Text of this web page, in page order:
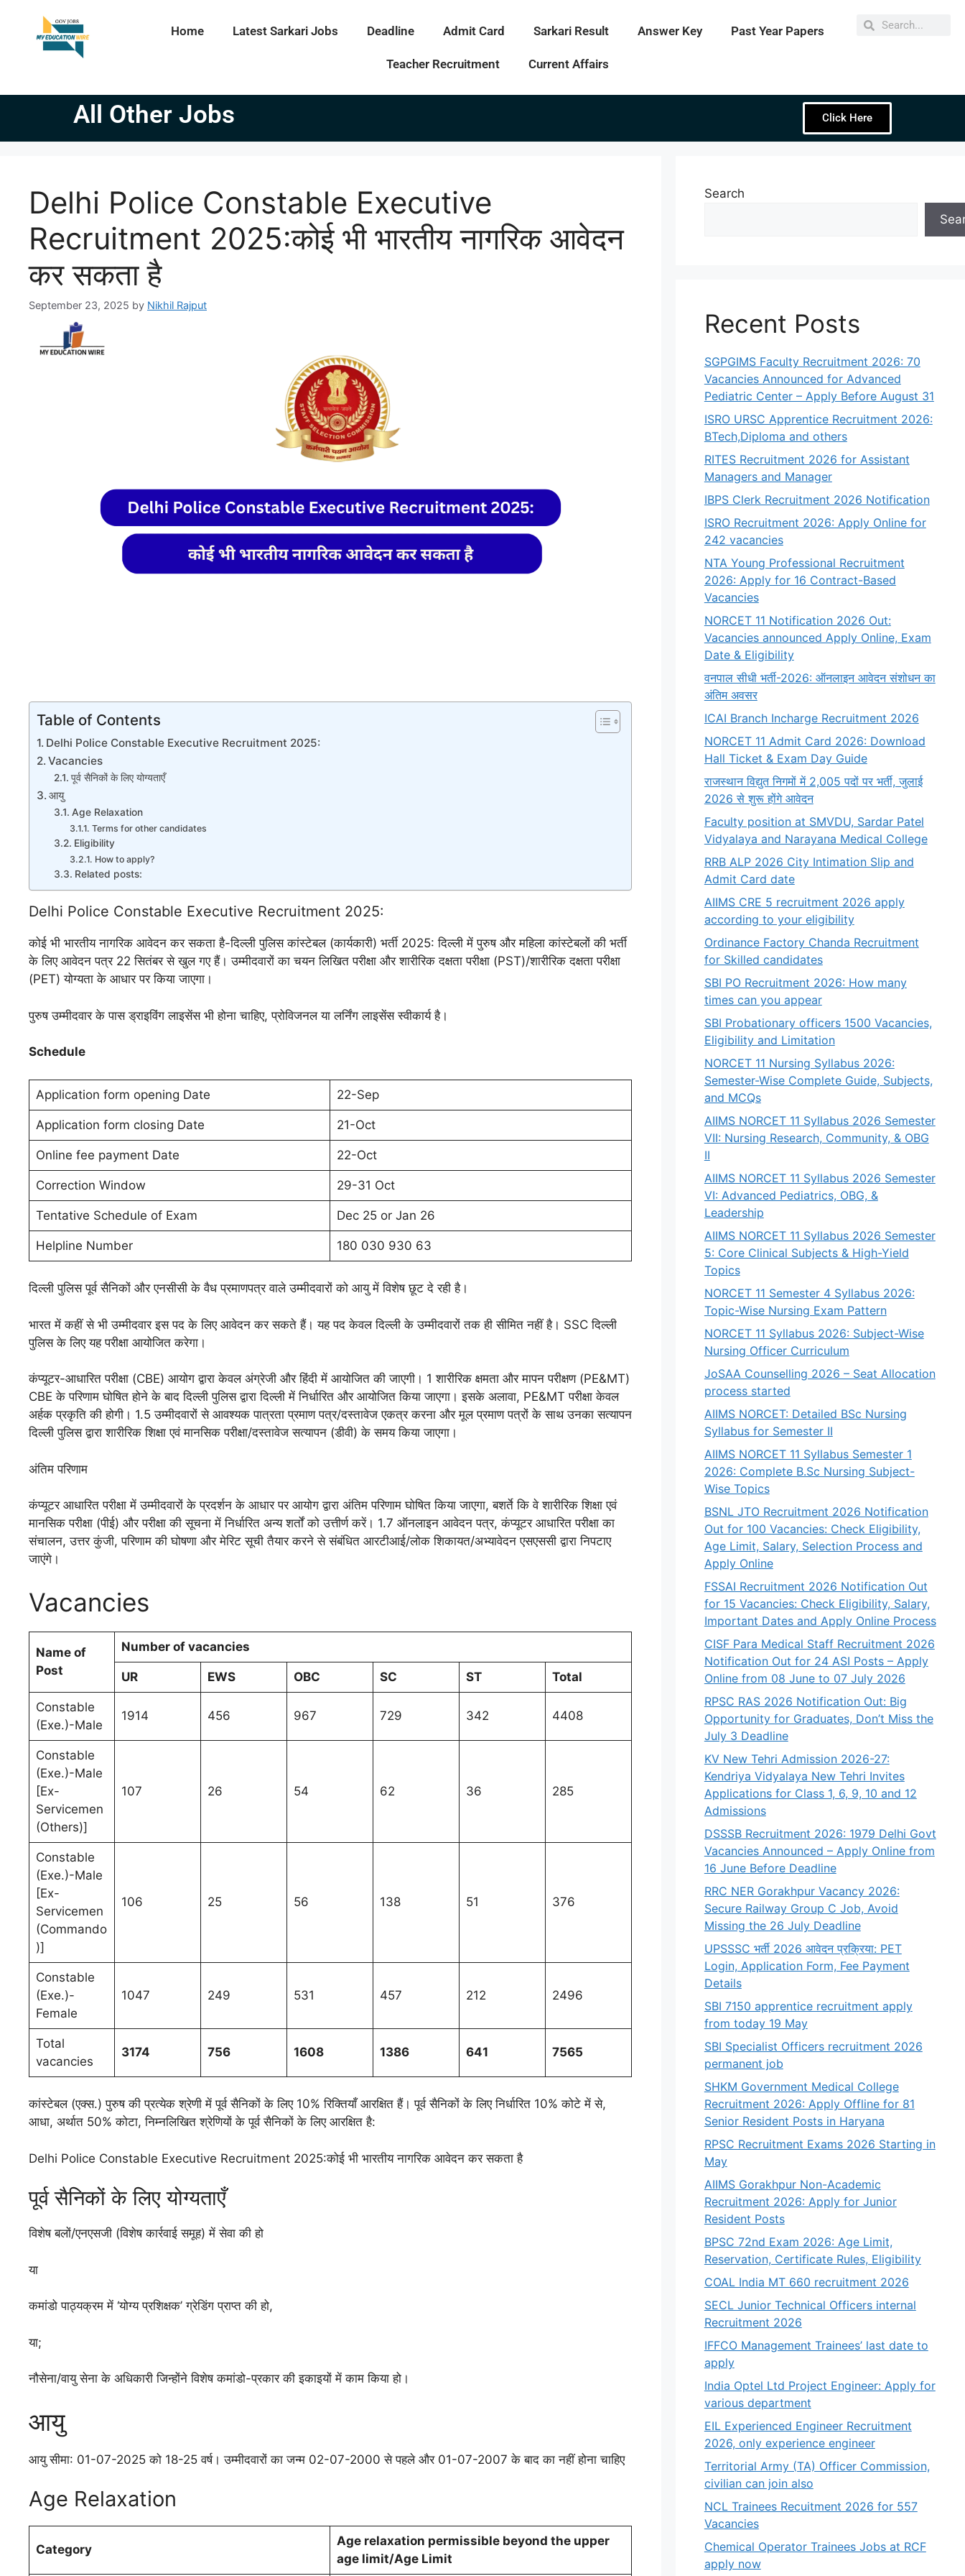
Home Latest Sarkari Jobs Deadline Admit Card Sarkari Result Answer Key Past Year Papers
Teacher Recruitment Current Affairs
All Other Jobs Click Here
Delhi Police Constable Executive
Recruitment 2025:कोई भी भारतीय नागरिक आवेदन
कर सकता है
September 23, 2025 by Nikhil Rajput
Table of Contents
Delhi Police Constable Executive Recruitment 2025:
Vacancies
पूर्व सैनिकों के लिए योग्यताएँ
आयु
Age Relaxation
Terms for other candidates
Eligibility
How to apply?
Related posts:
Delhi Police Constable Executive Recruitment 2025:
कोई भी भारतीय नागरिक आवेदन कर सकता है-दिल्ली पुलिस कांस्टेबल (कार्यकारी) भर्ती 2025: दिल्ली में पुरुष और महिला कांस्टेबलों की भर्ती
के लिए आवेदन पत्र 22 सितंबर से खुल गए हैं। उम्मीदवारों का चयन लिखित परीक्षा और शारीरिक दक्षता परीक्षा (PST)/शारीरिक दक्षता परीक्षा
(PET) योग्यता के आधार पर किया जाएगा।
पुरुष उम्मीदवार के पास ड्राइविंग लाइसेंस भी होना चाहिए, प्रोविजनल या लर्निंग लाइसेंस स्वीकार्य है।
Schedule
Application form opening Date 22-Sep
Application form closing Date 21-Oct
Online fee payment Date 22-Oct
Correction Window 29-31 Oct
Tentative Schedule of Exam Dec 25 or Jan 26
Helpline Number 180 030 930 63
दिल्ली पुलिस पूर्व सैनिकों और एनसीसी के वैध प्रमाणपत्र वाले उम्मीदवारों को आयु में विशेष छूट दे रही है।
भारत में कहीं से भी उम्मीदवार इस पद के लिए आवेदन कर सकते हैं। यह पद केवल दिल्ली के उम्मीदवारों तक ही सीमित नहीं है। SSC दिल्ली
पुलिस के लिए यह परीक्षा आयोजित करेगा।
कंप्यूटर-आधारित परीक्षा (CBE) आयोग द्वारा केवल अंग्रेजी और हिंदी में आयोजित की जाएगी। 1 शारीरिक क्षमता और मापन परीक्षण (PE&MT)
CBE के परिणाम घोषित होने के बाद दिल्ली पुलिस द्वारा दिल्ली में निर्धारित और आयोजित किया जाएगा। इसके अलावा, PE&MT परीक्षा केवल
अर्हक प्रकृति की होगी। 1.5 उम्मीदवारों से आवश्यक पात्रता प्रमाण पत्र/दस्तावेज एकत्र करना और मूल प्रमाण पत्रों के साथ उनका सत्यापन
दिल्ली पुलिस द्वारा शारीरिक शिक्षा एवं मानसिक परीक्षा/दस्तावेज सत्यापन (डीवी) के समय किया जाएगा।
अंतिम परिणाम
कंप्यूटर आधारित परीक्षा में उम्मीदवारों के प्रदर्शन के आधार पर आयोग द्वारा अंतिम परिणाम घोषित किया जाएगा, बशर्ते कि वे शारीरिक शिक्षा एवं
मानसिक परीक्षा (पीई) और परीक्षा की सूचना में निर्धारित अन्य शर्तों को उत्तीर्ण करें। 1.7 ऑनलाइन आवेदन पत्र, कंप्यूटर आधारित परीक्षा का
संचालन, उत्तर कुंजी, परिणाम की घोषणा और मेरिट सूची तैयार करने से संबंधित आरटीआई/लोक शिकायत/अभ्यावेदन एसएससी द्वारा निपटाए
जाएंगे।
Vacancies
Name of
Post
Number of vacancies
UR EWS OBC SC ST Total
Constable
(Exe.)-Male
1914 456 967 729 342 4408
Constable
(Exe.)-Male
[Ex-
Servicemen
(Others)]
107 26 54 62 36 285
Constable
(Exe.)-Male
[Ex-
Servicemen
(Commando
)]
106 25 56 138 51 376
Constable
(Exe.)-
Female
1047 249 531 457 212 2496
Total
vacancies
3174 756 1608 1386 641 7565
कांस्टेबल (एक्स.) पुरुष की प्रत्येक श्रेणी में पूर्व सैनिकों के लिए 10% रिक्तियाँ आरक्षित हैं। पूर्व सैनिकों के लिए निर्धारित 10% कोटे में से,
आधा, अर्थात 50% कोटा, निम्नलिखित श्रेणियों के पूर्व सैनिकों के लिए आरक्षित है:
Delhi Police Constable Executive Recruitment 2025:कोई भी भारतीय नागरिक आवेदन कर सकता है
पूर्व सैनिकों के लिए योग्यताएँ
विशेष बलों/एनएसजी (विशेष कार्रवाई समूह) में सेवा की हो
या
कमांडो पाठ्यक्रम में ‘योग्य प्रशिक्षक’ ग्रेडिंग प्राप्त की हो,
या;
नौसेना/वायु सेना के अधिकारी जिन्होंने विशेष कमांडो-प्रकार की इकाइयों में काम किया हो।
आयु
आयु सीमा: 01-07-2025 को 18-25 वर्ष। उम्मीदवारों का जन्म 02-07-2000 से पहले और 01-07-2007 के बाद का नहीं होना चाहिए
Age Relaxation
Category
Age relaxation permissible beyond the upper
age limit/Age Limit
Search
Recent Posts
SGPGIMS Faculty Recruitment 2026: 70
Vacancies Announced for Advanced
Pediatric Center – Apply Before August 31
ISRO URSC Apprentice Recruitment 2026:
BTech,Diploma and others
RITES Recruitment 2026 for Assistant
Managers and Manager
IBPS Clerk Recruitment 2026 Notification
ISRO Recruitment 2026: Apply Online for
242 vacancies
NTA Young Professional Recruitment
2026: Apply for 16 Contract-Based
Vacancies
NORCET 11 Notification 2026 Out:
Vacancies announced Apply Online, Exam
Date & Eligibility
वनपाल सीधी भर्ती-2026: ऑनलाइन आवेदन संशोधन का
अंतिम अवसर
ICAI Branch Incharge Recruitment 2026
NORCET 11 Admit Card 2026: Download
Hall Ticket & Exam Day Guide
राजस्थान विद्युत निगमों में 2,005 पदों पर भर्ती, जुलाई
2026 से शुरू होंगे आवेदन
Faculty position at SMVDU, Sardar Patel
Vidyalaya and Narayana Medical College
RRB ALP 2026 City Intimation Slip and
Admit Card date
AIIMS CRE 5 recruitment 2026 apply
according to your eligibility
Ordinance Factory Chanda Recruitment
for Skilled candidates
SBI PO Recruitment 2026: How many
times can you appear
SBI Probationary officers 1500 Vacancies,
Eligibility and Limitation
NORCET 11 Nursing Syllabus 2026:
Semester-Wise Complete Guide, Subjects,
and MCQs
AIIMS NORCET 11 Syllabus 2026 Semester
VII: Nursing Research, Community, & OBG
II
AIIMS NORCET 11 Syllabus 2026 Semester
VI: Advanced Pediatrics, OBG, &
Leadership
AIIMS NORCET 11 Syllabus 2026 Semester
5: Core Clinical Subjects & High-Yield
Topics
NORCET 11 Semester 4 Syllabus 2026:
Topic-Wise Nursing Exam Pattern
NORCET 11 Syllabus 2026: Subject-Wise
Nursing Officer Curriculum
JoSAA Counselling 2026 – Seat Allocation
process started
AIIMS NORCET: Detailed BSc Nursing
Syllabus for Semester II
AIIMS NORCET 11 Syllabus Semester 1
2026: Complete B.Sc Nursing Subject-
Wise Topics
BSNL JTO Recruitment 2026 Notification
Out for 100 Vacancies: Check Eligibility,
Age Limit, Salary, Selection Process and
Apply Online
FSSAI Recruitment 2026 Notification Out
for 15 Vacancies: Check Eligibility, Salary,
Important Dates and Apply Online Process
CISF Para Medical Staff Recruitment 2026
Notification Out for 24 ASI Posts – Apply
Online from 08 June to 07 July 2026
RPSC RAS 2026 Notification Out: Big
Opportunity for Graduates, Don’t Miss the
July 3 Deadline
KV New Tehri Admission 2026-27:
Kendriya Vidyalaya New Tehri Invites
Applications for Class 1, 6, 9, 10 and 12
Admissions
DSSSB Recruitment 2026: 1979 Delhi Govt
Vacancies Announced – Apply Online from
16 June Before Deadline
RRC NER Gorakhpur Vacancy 2026:
Secure Railway Group C Job, Avoid
Missing the 26 July Deadline
UPSSSC भर्ती 2026 आवेदन प्रक्रिया: PET
Login, Application Form, Fee Payment
Details
SBI 7150 apprentice recruitment apply
from today 19 May
SBI Specialist Officers recruitment 2026
permanent job
SHKM Government Medical College
Recruitment 2026: Apply Offline for 81
Senior Resident Posts in Haryana
RPSC Recruitment Exams 2026 Starting in
May
AIIMS Gorakhpur Non-Academic
Recruitment 2026: Apply for Junior
Resident Posts
BPSC 72nd Exam 2026: Age Limit,
Reservation, Certificate Rules, Eligibility
COAL India MT 660 recruitment 2026
SECL Junior Technical Officers internal
Recruitment 2026
IFFCO Management Trainees’ last date to
apply
India Optel Ltd Project Engineer: Apply for
various department
EIL Experienced Engineer Recruitment
2026, only experience engineer
Territorial Army (TA) Officer Commission,
civilian can join also
NCL Trainees Recuitment 2026 for 557
Vacancies
Chemical Operator Trainees Jobs at RCF
apply now